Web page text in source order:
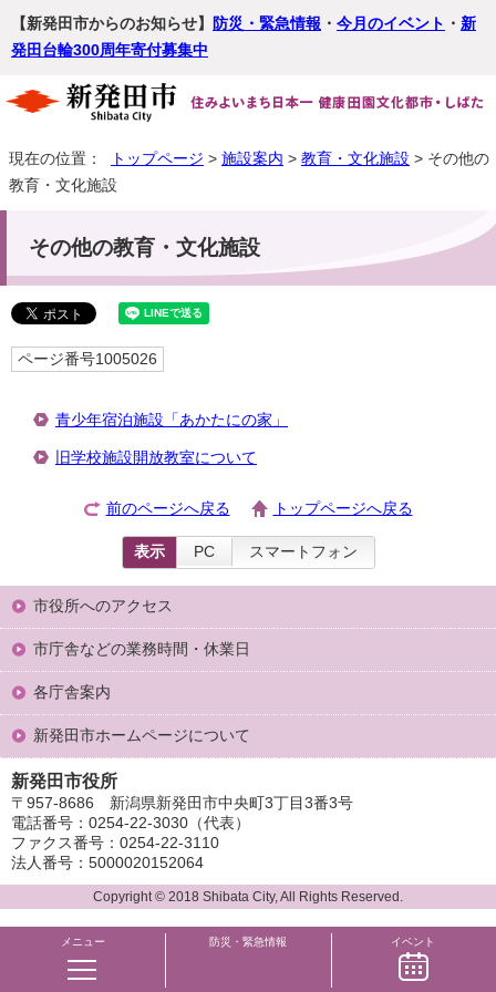
【新発田市からのお知らせ】 防災・緊急情報 ・ 今月のイベント ・ 新
発田台輪300周年寄付募集中
現在の位置： トップページ > 施設案内 > 教育・文化施設 > その他の
教育・文化施設
その他の教育・文化施設
ページ番号1005026
青少年宿泊施設「あかたにの家」
旧学校施設開放教室について
前のページへ戻る トップページへ戻る
表示 PC スマートフォン
メニュー 防災・緊急情報 イベント
市役所へのアクセス
市庁舎などの業務時間・休業日
各庁舎案内
新発田市ホームページについて
新発田市役所
〒957-8686 新潟県新発田市中央町3丁目3番3号
電話番号：0254-22-3030（代表）
ファクス番号：0254-22-3110
法人番号：5000020152064
Copyright © 2018 Shibata City, All Rights Reserved.